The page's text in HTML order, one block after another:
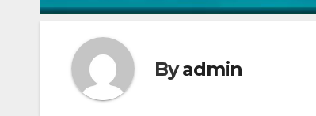
Byadmin